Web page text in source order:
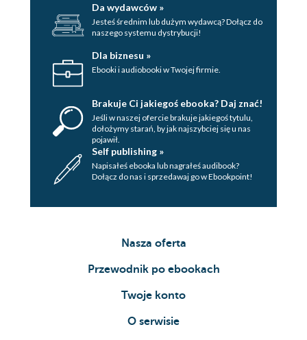
Da wydawców »
Jesteś średnim lub dużym wydawcą? Dołącz do
naszego systemu dystrybucji!
Dla biznesu »
Ebooki i audiobooki w Twojej firmie.
Brakuje Ci jakiegoś ebooka? Daj znać!
Jeśli w naszej ofercie brakuje jakiegoś tytulu,
dołożymy starań, by jak najszybciej się u nas
pojawił.
Self publishing »
Napisałeś ebooka lub nagrałeś audibook?
Dołącz do nas i sprzedawaj go w Ebookpoint!
Nasza oferta
Przewodnik po ebookach
Twoje konto
O serwisie